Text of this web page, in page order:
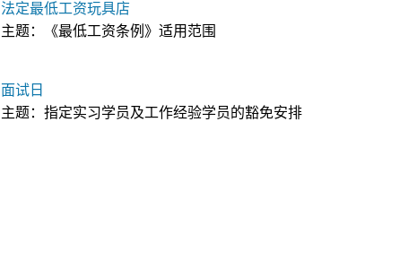
法定最低工资玩具店
主题：《最低工资条例》适用范围
面试日
主题：指定实习学员及工作经验学员的豁免安排